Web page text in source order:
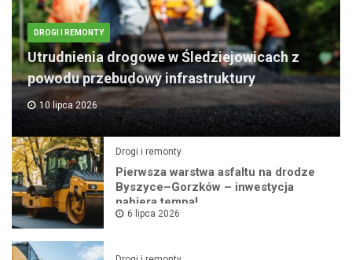
DROGI I REMONTY
Utrudnienia drogowe w Śledziejowicach z
powodu przebudowy infrastruktury
10 lipca 2026
Drogi i remonty
Pierwsza warstwa asfaltu na drodze
Byszyce–Gorzków – inwestycja
nabiera tempa!
6 lipca 2026